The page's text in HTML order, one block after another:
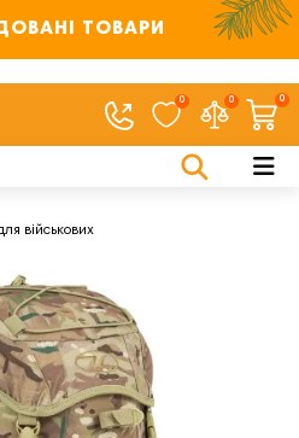
ТОВАРИ
0 0 0
військових